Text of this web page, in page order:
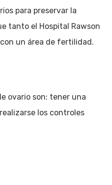
para preservar la
tanto el Hospital Rawson
un área de fertilidad.
ovario son: tener una
los controles